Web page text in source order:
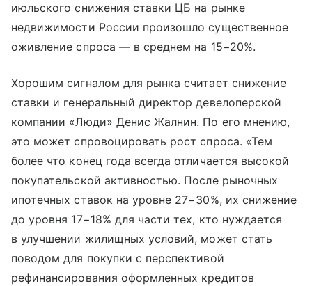
июльского снижения ставки ЦБ на рынке
недвижимости России произошло существенное
оживление спроса — в среднем на 15−20%.
Хорошим сигналом для рынка считает снижение
ставки и генеральный директор девелоперской
компании «Люди» Денис Жалнин. По его мнению,
это может спровоцировать рост спроса. «Тем
более что конец года всегда отличается высокой
покупательской активностью. После рыночных
ипотечных ставок на уровне 27−30%, их снижение
до уровня 17−18% для части тех, кто нуждается
в улучшении жилищных условий, может стать
поводом для покупки с перспективой
рефинансирования оформленных кредитов